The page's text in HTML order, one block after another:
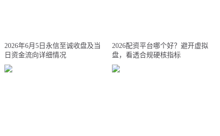
2026年6月5日永信至诚收盘及当
日资金流向详细情况
2026配资平台哪个好？避开虚拟
盘，看透合规硬核指标